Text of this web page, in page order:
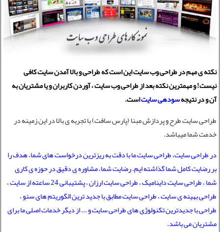
نکته ی مهم درطراحی وب سایتاین است که طراحی و بالا آمدن سایت کافی
نیست! و مهمترین نکته بعد ازطراحی وب سایت، آوردن کاربران و یا مشتریان به
آن و در نتیجهسودهی سایتاست.
طراحی سایتطرح و پردازش مبنا (پارس سافت) با تجربه ی بالا در این زمینه در
خدمت شما میباشد.
در طراحی سایت، طراحی سایت ما با دقت به ریزترین درخواست های شما، هدف را
بر رضایت کامل شما گذاشته ایم. رضایت شما، مشاوره ی دقیق در حوزه ی کاری
شما ، طراحی سایت داینامیک ، طراحی سایت ارزان ، پشتیبانی 24 ساعته از سایت ،
طراحی بهینه ی سایت ، طراحی سایت مطابق با جدید ترین الگوریتم های سئو ،
طراحی با جدیدترین تکنولوژی های طراحی سایت و ... از دیگر خدمات اصلی ما برای
مشتریان می باشد.